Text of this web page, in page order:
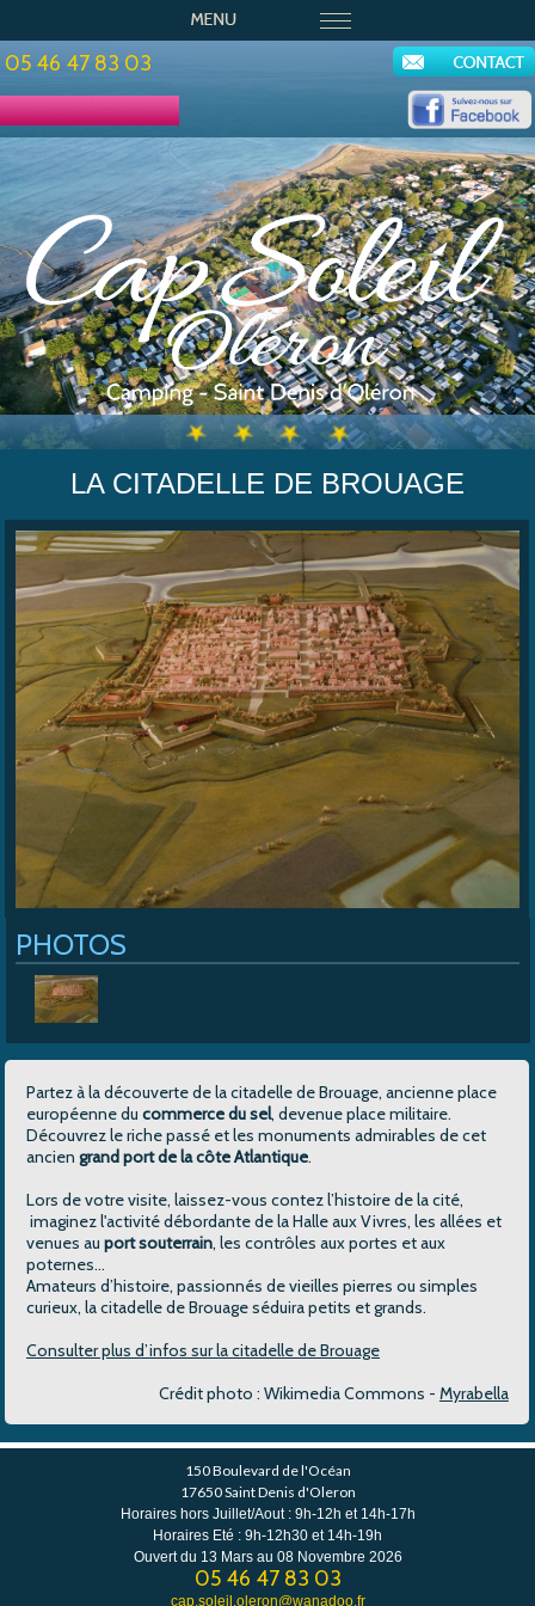
05 46 47 83 03
Cap Soleil>Mentions légales La citadelle de Brouage
LA CITADELLE DE BROUAGE
PHOTOS
Partez à la découverte de la citadelle de Brouage, ancienne place
européenne ducommerce du sel, devenue place militaire.
Découvrez le riche passé et les monuments admirables de cet
anciengrand port de la côte Atlantique.
Lors de votre visite, laissez-vous contez l’histoire de la cité,
imaginez l'activité débordante de la Halle aux Vivres, les allées et
venues auport souterrain, les contrôles aux portes et aux
poternes…
Amateurs d’histoire, passionnés de vieilles pierres ou simples
curieux, la citadelle de Brouage séduira petits et grands.
Consulter plus d’infos sur la citadelle de Brouage
Crédit photo : Wikimedia Commons - Myrabella
150 Boulevard de l'Océan
17650 Saint Denis d'Oleron
Horaires hors Juillet/Aout : 9h-12h et 14h-17h
Horaires Eté : 9h-12h30 et 14h-19h
Ouvert du 13 Mars au 08 Novembre 2026
05 46 47 83 03
cap.soleil.oleron@wanadoo.fr